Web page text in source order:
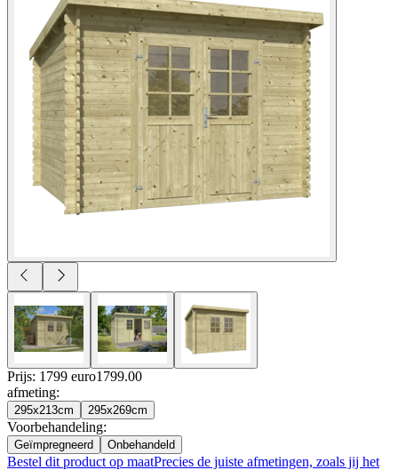
Prijs: 1799 euro1799.00
afmeting:
295x213cm 295x269cm
Voorbehandeling:
Geïmpregneerd Onbehandeld
Bestel dit product op maatPrecies de juiste afmetingen, zoals jij het